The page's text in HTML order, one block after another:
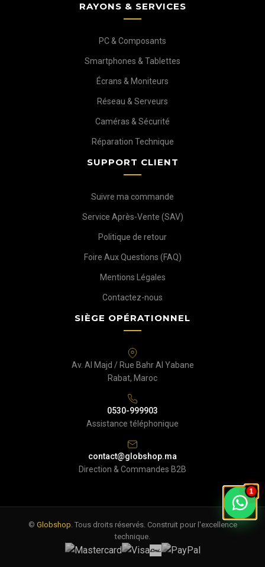
RAYONS & SERVICES
PC & Composants
Smartphones & Tablettes
Écrans & Moniteurs
Réseau & Serveurs
Caméras & Sécurité
Réparation Technique
SUPPORT CLIENT
Suivre ma commande
Service Après-Vente (SAV)
Politique de retour
Foire Aux Questions (FAQ)
Mentions Légales
Contactez-nous
SIÈGE OPÉRATIONNEL
Av. Al Majd / Rue Bahr Al Yabane
Rabat, Maroc
0530-999903
Assistance téléphonique
contact@globshop.ma
Direction & Commandes B2B
© Globshop. Tous droits réservés. Construit pour l'excellence
technique.
1